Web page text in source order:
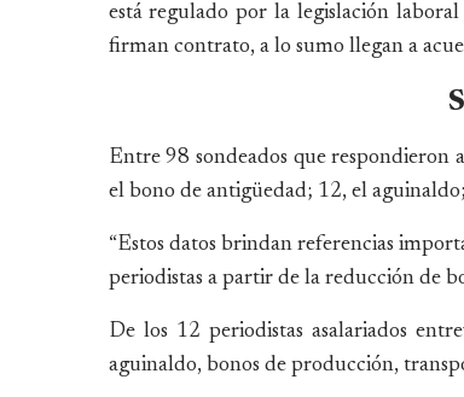
está regulado por la legislación
firman contrato, a lo sumo llegan a
Entre 98 sondeados que respondieron
el bono de antigüedad; 12, el
“Estos datos brindan referencias
periodistas a partir de la reducción de
De los 12 periodistas asalariados
aguinaldo, bonos de producción,